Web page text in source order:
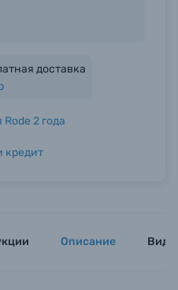
доставка
2 года
кредит
Описание